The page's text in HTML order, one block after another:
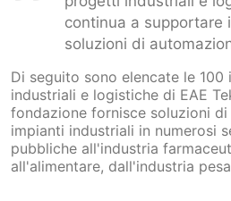
SCARICA
CONFIGURATORE
REFERENZE
CONTATTO
MODULO DI CONTATTO
continua a supportare
soluzioni di
Di seguito sono elencate le
industriali e logistiche di EAE
fondazione fornisce soluzioni
impianti industriali in numerosi
pubbliche all'industria
all'alimentare, dall'industria